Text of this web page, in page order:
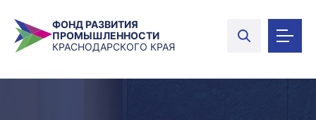
ФОНД РАЗВИТИЯ
ПРОМЫШЛЕННОСТИ
КРАСНОДАРСКОГО КРАЯ